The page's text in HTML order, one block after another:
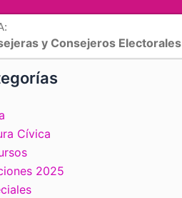
y Consejeros Electorales
Cívica
2025